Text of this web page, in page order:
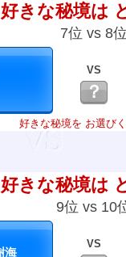
好きな秘境は
7位 vs 8位
VS
？
好きな秘境を お選びく
好きな秘境は
9位 vs 10
VS